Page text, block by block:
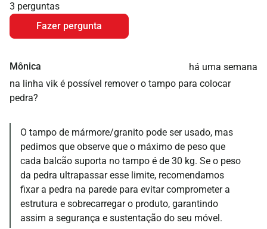
3 perguntas
Fazer pergunta
Mônica
há uma semana
na linha vik é possível remover o tampo para colocar
pedra?
O tampo de mármore/granito pode ser usado, mas
pedimos que observe que o máximo de peso que
cada balcão suporta no tampo é de 30 kg. Se o peso
da pedra ultrapassar esse limite, recomendamos
fixar a pedra na parede para evitar comprometer a
estrutura e sobrecarregar o produto, garantindo